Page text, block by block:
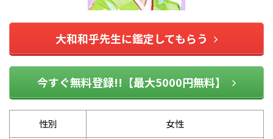
大和和乎先生に鑑定してもらう
今すぐ無料登録!!【最大5000円無料】
性別 女性